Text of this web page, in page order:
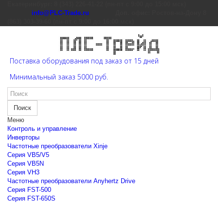
info@PLC-Trade.ru
Поставка оборудования под заказ от 15 дней
Минимальный заказ 5000 руб.
Поиск
Меню
Контроль и управление
Инверторы
Частотные преобразователи Xinje
Cерия VB5/V5
Cерия VB5N
Cерия VH3
Частотные преобразователи Anyhertz Drive
Серия FST-500
Серия FST-650S